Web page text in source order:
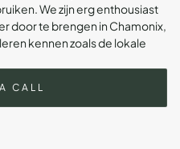
We zijn erg enthousiast
door te brengen in Chamonix,
kennen zoals de lokale
CALL